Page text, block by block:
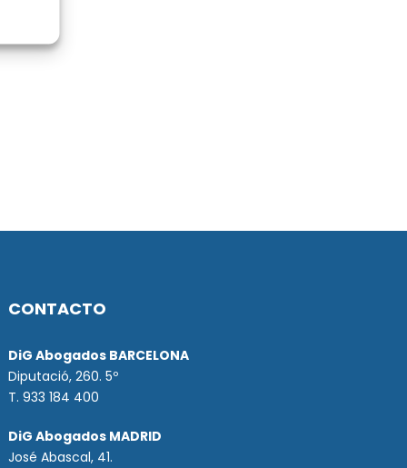
CONTACTO
DiG Abogados BARCELONA
Diputació, 260. 5º
T. 933 184 400
DiG Abogados MADRID
José Abascal, 41.